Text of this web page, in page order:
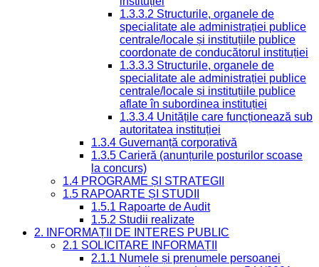
1.3.3.2 Structurile, organele de
specialitate ale administrației publice
centrale/locale și instituțiile publice
coordonate de conducătorul instituției
1.3.3.3 Structurile, organele de
specialitate ale administrației publice
centrale/locale și instituțiile publice
aflate în subordinea instituției
1.3.3.4 Unitățile care funcționează sub
autoritatea instituției
1.3.4 Guvernanță corporativă
1.3.5 Carieră (anunțurile posturilor scoase
la concurs)
1.4 PROGRAME ȘI STRATEGII
1.5 RAPOARTE ȘI STUDII
1.5.1 Rapoarte de Audit
1.5.2 Studii realizate
2. INFORMAȚII DE INTERES PUBLIC
2.1 SOLICITARE INFORMAȚII
2.1.1 Numele și prenumele persoanei